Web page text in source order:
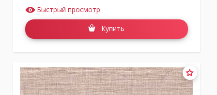
Быстрый просмотр
Купить